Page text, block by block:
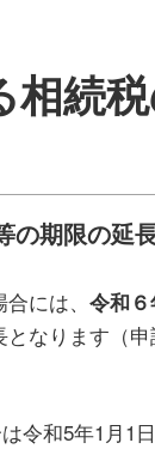
続
の期限の延
には、 令和
なります（
令和5年1月1